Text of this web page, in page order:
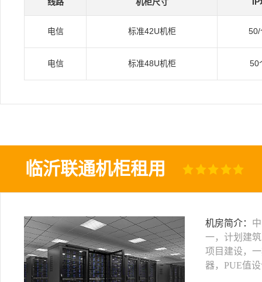
电信 标准42U机柜 50/
电信 标准48U机柜 50
临沂联通机柜租用
机房简介：
一，计划建
项目建设，
器，PUE值